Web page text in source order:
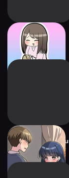
Kiri Desu ne
2-taku de Real-juu
Metsubou Game